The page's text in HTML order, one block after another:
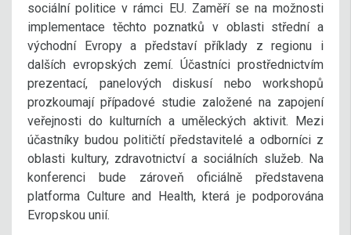
sociální politice v rámci EU. Zaměří se na možnosti
implementace těchto poznatků v oblasti střední a
východní Evropy a představí příklady z regionu i
dalších evropských zemí. Účastníci prostřednictvím
prezentací, panelových diskusí nebo workshopů
prozkoumají případové studie založené na zapojení
veřejnosti do kulturních a uměleckých aktivit. Mezi
účastníky budou političtí představitelé a odborníci z
oblasti kultury, zdravotnictví a sociálních služeb. Na
konferenci bude zároveň oficiálně představena
platforma Culture and Health, která je podporována
Evropskou unií.